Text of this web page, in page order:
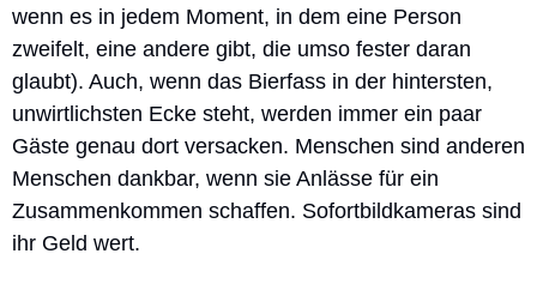
wenn es in jedem Moment, in dem eine Person
zweifelt, eine andere gibt, die umso fester daran
glaubt). Auch, wenn das Bierfass in der hintersten,
unwirtlichsten Ecke steht, werden immer ein paar
Gäste genau dort versacken. Menschen sind anderen
Menschen dankbar, wenn sie Anlässe für ein
Zusammenkommen schaffen. Sofortbildkameras sind
ihr Geld wert.